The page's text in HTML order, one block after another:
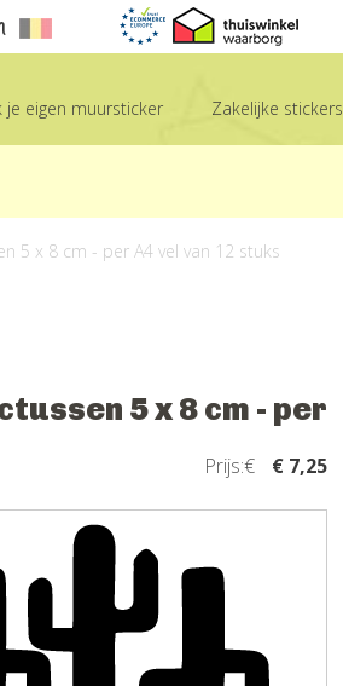
je eigen muursticker Zakelijke stickers
5 x 8 cm - per A4 vel van 12 stuks
5 x 8 cm - per
Prijs:€ € 7,25